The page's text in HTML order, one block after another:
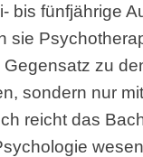
bis fünfjährige
sie
zu
sondern nur
reicht das